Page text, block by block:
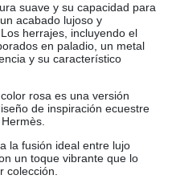
suave y su capacidad para
acabado lujoso y
herrajes, incluyendo el
en paladio, un metal
y su característico
rosa es una versión
de inspiración ecuestre
la fusión ideal entre lujo
un toque vibrante que lo
colección.